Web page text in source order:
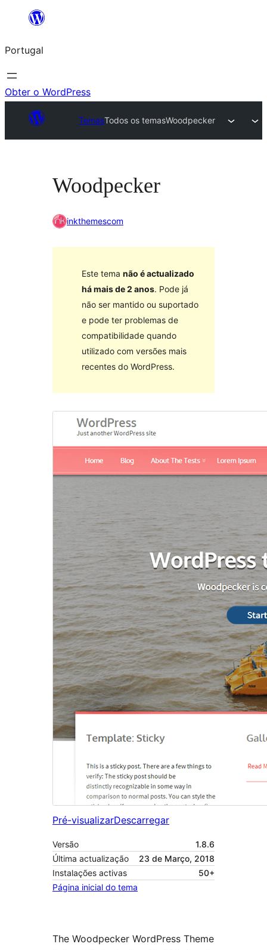
Saltar
o
conteúdo
Portugal
Obter o WordPress
TemasTodos os temasWoodpecker
Woodpecker
inkthemescom
Este tema não é actualizado
há mais de 2 anos. Pode já
não ser mantido ou suportado
e pode ter problemas de
compatibilidade quando
utilizado com versões mais
recentes do WordPress.
Pré-visualizarDescarregar
Versão
1.8.6
Última actualização
23 de Março, 2018
Instalações activas
50+
Página inicial do tema
The Woodpecker WordPress Theme